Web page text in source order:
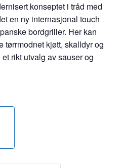
konseptet i tråd med
en ny internasjonal touch
bordgriller. Her kan
tørrmodnet kjøtt, skalldyr og
rikt utvalg av sauser og